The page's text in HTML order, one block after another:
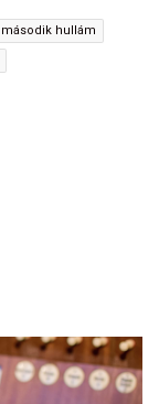
második hullám